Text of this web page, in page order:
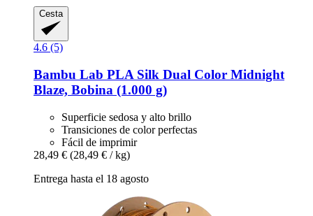
Cesta
4.6 (5)
Bambu Lab PLA Silk Dual Color Midnight
Blaze, Bobina (1.000 g)
Superficie sedosa y alto brillo
Transiciones de color perfectas
Fácil de imprimir
28,49 € (28,49 € / kg)
Entrega hasta el 18 agosto